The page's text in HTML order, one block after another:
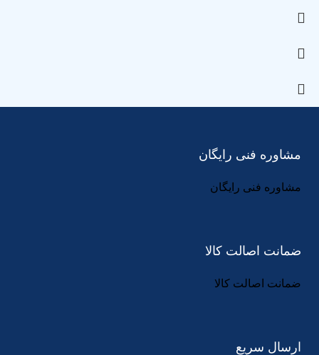
مشاوره فنی رایگان
مشاوره فنی رایگان
ضمانت اصالت کالا
ضمانت اصالت کالا
ارسال سریع